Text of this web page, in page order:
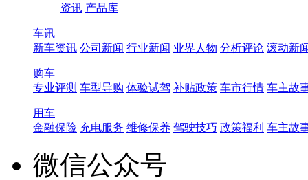
资讯 产品库
车讯
新车资讯 公司新闻 行业新闻 业界人物 分析评论 滚动新
购车
专业评测 车型导购 体验试驾 补贴政策 车市行情 车主故
用车
金融保险 充电服务 维修保养 驾驶技巧 政策福利 车主故
微信公众号